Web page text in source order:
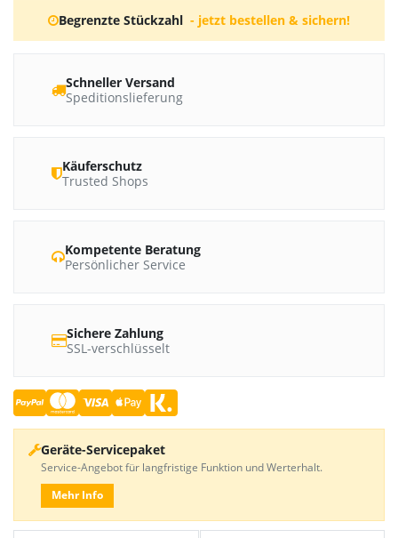
Begrenzte Stückzahl - jetzt bestellen & sichern!
Schneller Versand
Speditionslieferung
Käuferschutz
Trusted Shops
Kompetente Beratung
Persönlicher Service
Sichere Zahlung
SSL-verschlüsselt
Geräte-Servicepaket
Service-Angebot für langfristige Funktion und Werterhalt.
Mehr Info